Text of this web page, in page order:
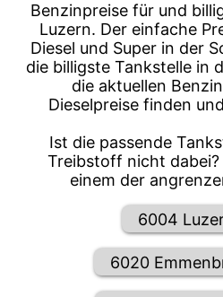
Benzinpreise für und
Luzern. Der einfache
Diesel und Super in der
die billigste Tankstelle in
die aktuellen
Dieselpreise finden
Ist die passende
Treibstoff nicht dabei?
einem der
6004
6020